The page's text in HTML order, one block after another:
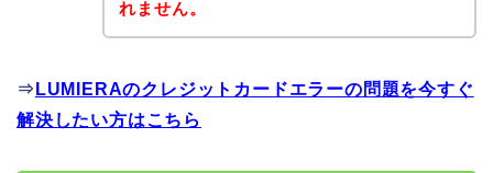
れません。
⇒ LUMIERAのクレジットカードエラーの問題を今すぐ
解決したい方はこちら